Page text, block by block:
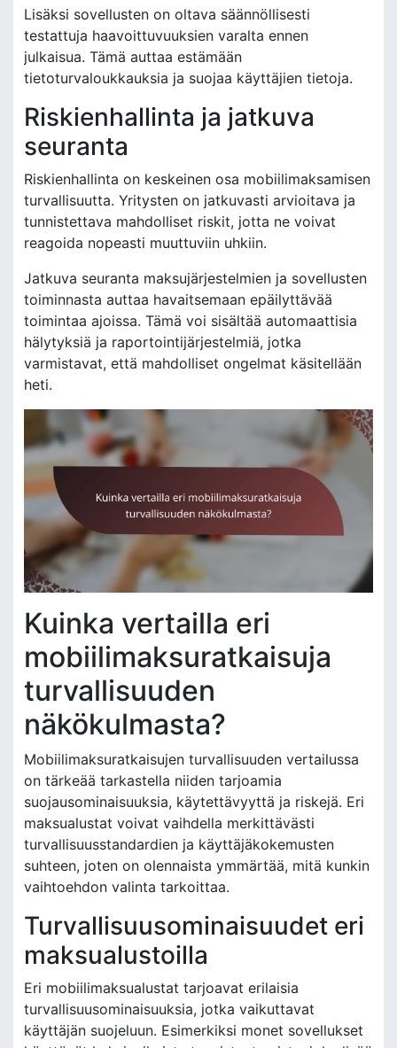
Lisäksi sovellusten on oltava säännöllisesti
testattuja haavoittuvuuksien varalta ennen
julkaisua. Tämä auttaa estämään
tietoturvaloukkauksia ja suojaa käyttäjien tietoja.
Riskienhallinta ja jatkuva
seuranta
Riskienhallinta on keskeinen osa mobiilimaksamisen
turvallisuutta. Yritysten on jatkuvasti arvioitava ja
tunnistettava mahdolliset riskit, jotta ne voivat
reagoida nopeasti muuttuviin uhkiin.
Jatkuva seuranta maksujärjestelmien ja sovellusten
toiminnasta auttaa havaitsemaan epäilyttävää
toimintaa ajoissa. Tämä voi sisältää automaattisia
hälytyksiä ja raportointijärjestelmiä, jotka
varmistavat, että mahdolliset ongelmat käsitellään
heti.
Kuinka vertailla eri
mobiilimaksuratkaisuja
turvallisuuden
näkökulmasta?
Mobiilimaksuratkaisujen turvallisuuden vertailussa
on tärkeää tarkastella niiden tarjoamia
suojausominaisuuksia, käytettävyyttä ja riskejä. Eri
maksualustat voivat vaihdella merkittävästi
turvallisuusstandardien ja käyttäjäkokemusten
suhteen, joten on olennaista ymmärtää, mitä kunkin
vaihtoehdon valinta tarkoittaa.
Turvallisuusominaisuudet eri
maksualustoilla
Eri mobiilimaksualustat tarjoavat erilaisia
turvallisuusominaisuuksia, jotka vaikuttavat
käyttäjän suojeluun. Esimerkiksi monet sovellukset